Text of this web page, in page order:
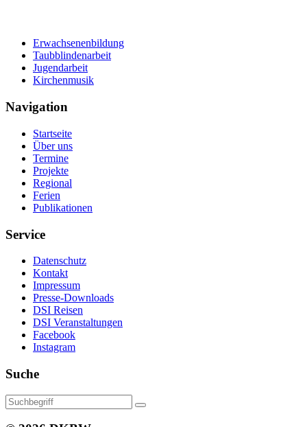
Erwachsenenbildung
Taubblindenarbeit
Jugendarbeit
Kirchenmusik
Navigation
Startseite
Über uns
Termine
Projekte
Regional
Ferien
Publikationen
Service
Datenschutz
Kontakt
Impressum
Presse-Downloads
DSI Reisen
DSI Veranstaltungen
Facebook
Instagram
Suche